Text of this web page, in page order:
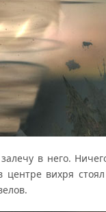
в него.
центре вихря